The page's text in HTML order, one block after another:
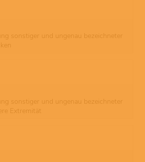
sonstiger und ungenau bezeichneter
sonstiger und ungenau bezeichneter
Extremität